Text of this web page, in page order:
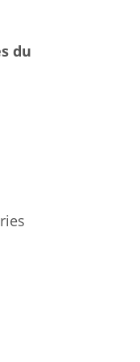
du